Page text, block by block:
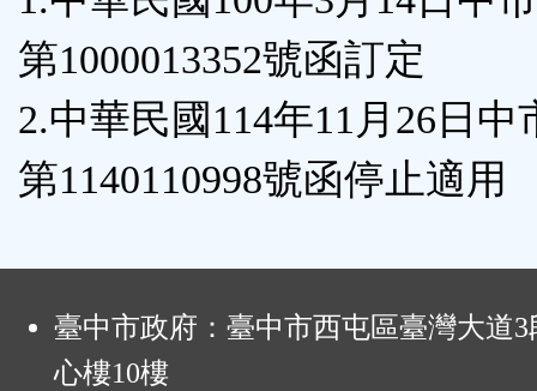
按
鈕
區
第1000013352號函訂定
2.中華民國114年11月26日中
第1140110998號函停止適用
臺中市政府：臺中市西屯區臺灣大道3
心樓10樓